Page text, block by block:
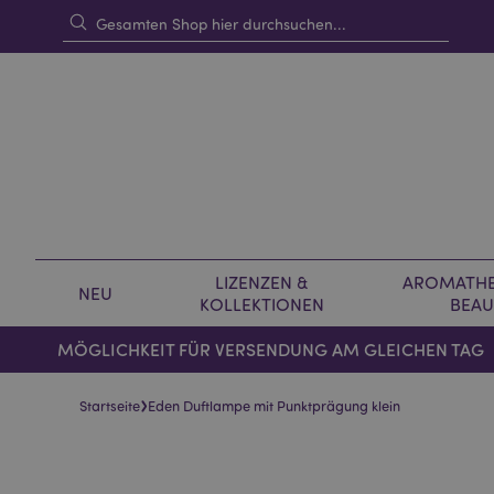
NEU
LIZENZEN &
KOLLEKTIONEN
MÖGLICHKEIT FÜR VERSENDUNG AM GLEICHEN TAG
Startseite›Eden Duftlampe mit Punktprägung klein